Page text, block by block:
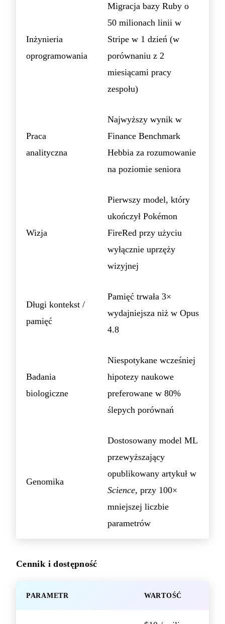
Inżynieria
oprogramowania
Migracja bazy Ruby o
50 milionach linii w
Stripe w 1 dzień (w
porównaniu z 2
miesiącami pracy
zespołu)
Praca
analityczna
Najwyższy wynik w
Finance Benchmark
Hebbia za rozumowanie
na poziomie seniora
Wizja
Pierwszy model, który
ukończył Pokémon
FireRed przy użyciu
wyłącznie uprzęży
wizyjnej
Długi kontekst /
pamięć
Pamięć trwała 3×
wydajniejsza niż w Opus
4.8
Badania
biologiczne
Niespotykane wcześniej
hipotezy naukowe
preferowane w 80%
ślepych porównań
Genomika
Dostosowany model ML
przewyższający
opublikowany artykuł w
Science, przy 100×
mniejszej liczbie
parametrów
Cennik i dostępność
PARAMETR WARTOŚĆ